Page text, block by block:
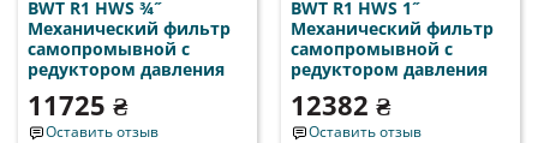
BWT R1 HWS ¾˝
Механический фильтр
самопромывной с
редуктором давления
11725 ₴
Оставить отзыв
BWT R1 HWS 1˝
Механический фильтр
самопромывной с
редуктором давления
12382 ₴
Оставить отзыв